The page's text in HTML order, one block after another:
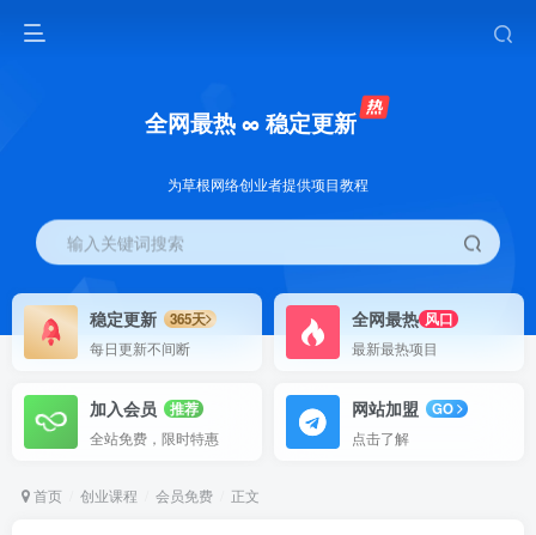
全网最热 ∞ 稳定更新
为草根网络创业者提供项目教程
输入关键词搜索
稳定更新
365天
每日更新不间断
全网最热 风口
最新最热项目
加入会员
推荐
全站免费，限时特惠
网站加盟
GO
点击了解
首页 创业课程 会员免费 正文